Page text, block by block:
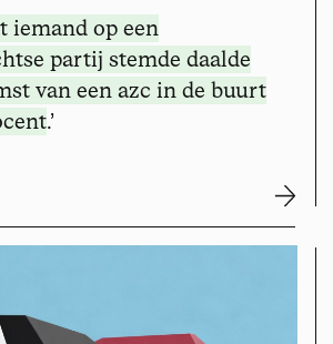
iemand op een
partij stemde daalde
van een azc in de buurt
.’